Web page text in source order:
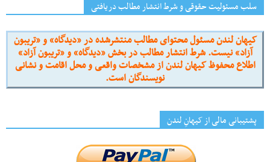
سلب مسئولیت حقوقی و شرط انتشار مطالب دریافتی
کیهان لندن مسئول محتوای مطالب منتشرشده در «دیدگاه» و «تریبون
آزاد» نیست. شرط انتشار مطالب در بخش «دیدگاه» و «تریبون آزاد»
اطلاع محفوظ کیهان لندن از مشخصات واقعی و محل اقامت و نشانی
نویسندگان است.
پشتیبانی مالی از کیهانِ لندن